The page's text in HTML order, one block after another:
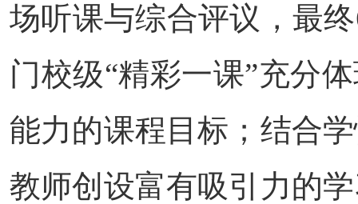
场听课与综合评议，最
门校级“精彩一课”充分
能力的课程目标；结合
教师创设富有吸引力的